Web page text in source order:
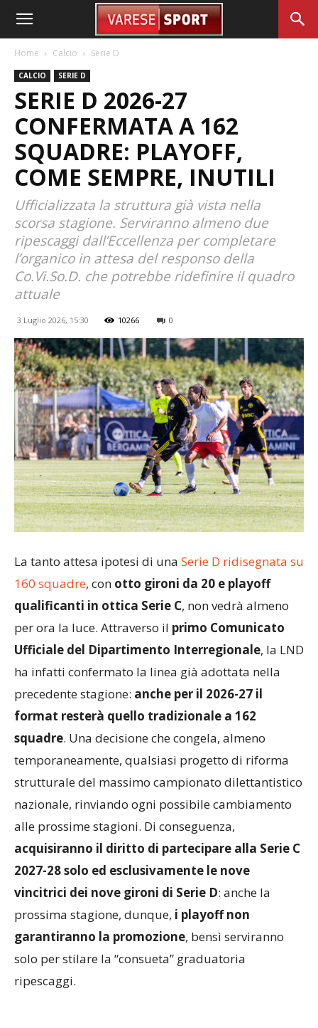
Home Calcio Serie D
CALCIO SERIE D
SERIE D 2026-27
CONFERMATA A 162
SQUADRE: PLAYOFF,
COME SEMPRE, INUTILI
Ufficializzata la struttura già vista nella
scorsa stagione. Serviranno almeno due
ripescaggi dall’Eccellenza per completare
l’organico in attesa del responso della
Co.Vi.So.D. che potrebbe ridefinire il quadro
attuale
3 Luglio 2026, 15:30 10266 0
La tanto attesa ipotesi di una Serie D ridisegnata su
160 squadre, con otto gironi da 20 e playoff
qualificanti in ottica Serie C, non vedrà almeno
per ora la luce. Attraverso il primo Comunicato
Ufficiale del Dipartimento Interregionale, la LND
ha infatti confermato la linea già adottata nella
precedente stagione: anche per il 2026-27 il
format resterà quello tradizionale a 162
squadre. Una decisione che congela, almeno
temporaneamente, qualsiasi progetto di riforma
strutturale del massimo campionato dilettantistico
nazionale, rinviando ogni possibile cambiamento
alle prossime stagioni. Di conseguenza,
acquisiranno il diritto di partecipare alla Serie C
2027-28 solo ed esclusivamente le nove
vincitrici dei nove gironi di Serie D: anche la
prossima stagione, dunque, i playoff non
garantiranno la promozione, bensì serviranno
solo per stilare la “consueta” graduatoria
ripescaggi.